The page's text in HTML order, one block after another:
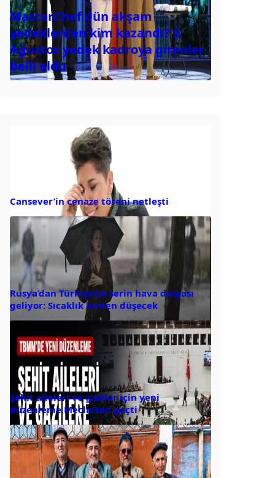
MasterChef dün akşam
yedeklerden kim kazandı? 9
Ağustos yedek kadroya girenler
belli oldu
Cansever’in cenaze töreni netleşti
Rusya’dan Türkiye’ye serin hava dalgası
geliyor: Sıcaklık birden düşecek
Şehit aileleri ve gaziler için yeni
düzenleme Meclis’ten geçti